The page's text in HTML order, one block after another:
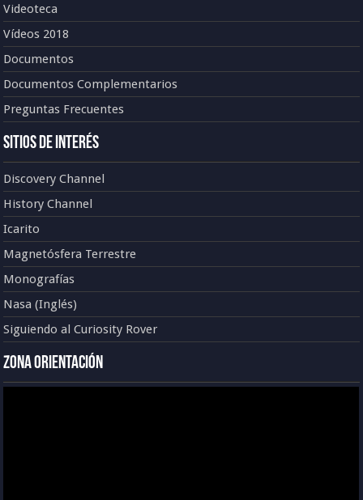
Videoteca
Vídeos 2018
Documentos
Documentos Complementarios
Preguntas Frecuentes
Sitios de Interés
Discovery Channel
History Channel
Icarito
Magnetósfera Terrestre
Monografías
Nasa (Inglés)
Siguiendo al Curiosity Rover
Zona Orientación